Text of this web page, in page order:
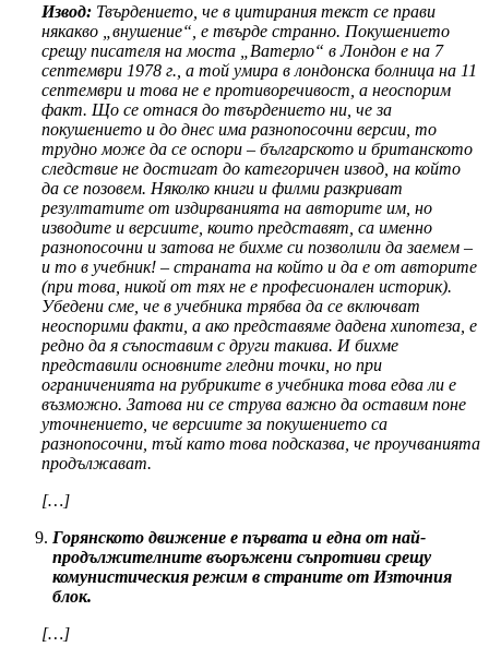
Извод: Твърдението, че в цитирания текст се прави
някакво „внушение“, е твърде странно. Покушението
срещу писателя на моста „Ватерло“ в Лондон е на 7
септември 1978 г., а той умира в лондонска болница на 11
септември и това не е противоречивост, а неоспорим
факт. Що се отнася до твърдението ни, че за
покушението и до днес има разнопосочни версии, то
трудно може да се оспори – българското и британското
следствие не достигат до категоричен извод, на който
да се позовем. Няколко книги и филми разкриват
резултатите от издирванията на авторите им, но
изводите и версиите, които представят, са именно
разнопосочни и затова не бихме си позволили да заемем –
и то в учебник! – страната на който и да е от авторите
(при това, никой от тях не е професионален историк).
Убедени сме, че в учебника трябва да се включват
неоспорими факти, а ако представяме дадена хипотеза, е
редно да я съпоставим с други такива. И бихме
представили основните гледни точки, но при
ограниченията на рубриките в учебника това едва ли е
възможно. Затова ни се струва важно да оставим поне
уточнението, че версиите за покушението са
разнопосочни, тъй като това подсказва, че проучванията
продължават.
[…]
Горянското движение е първата и една от най-
продължителните въоръжени съпротиви срещу
комунистическия режим в страните от Източния
блок.
[…]